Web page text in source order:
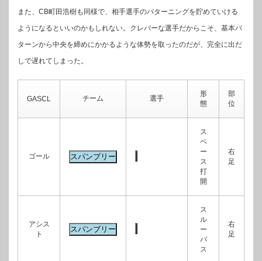
また、CB町田浩樹も同様で、相手選手のパターニングを貯めていける
ようになるといいのかもしれない。クレバーな選手だからこそ、基本パ
ターンから中央を締めにかかるような体勢を取ったのだが、完全に出だ
しで遅れてしまった。
GASCL チーム 選手
形
態
部
位
ゴール
ス
ペ
ー
ス
打
開
右
足
アシス
ト
ス
ル
ー
パ
ス
右
足